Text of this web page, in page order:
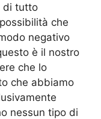
di tutto
che
negativo
è il nostro
che lo
che abbiamo
nessun tipo di